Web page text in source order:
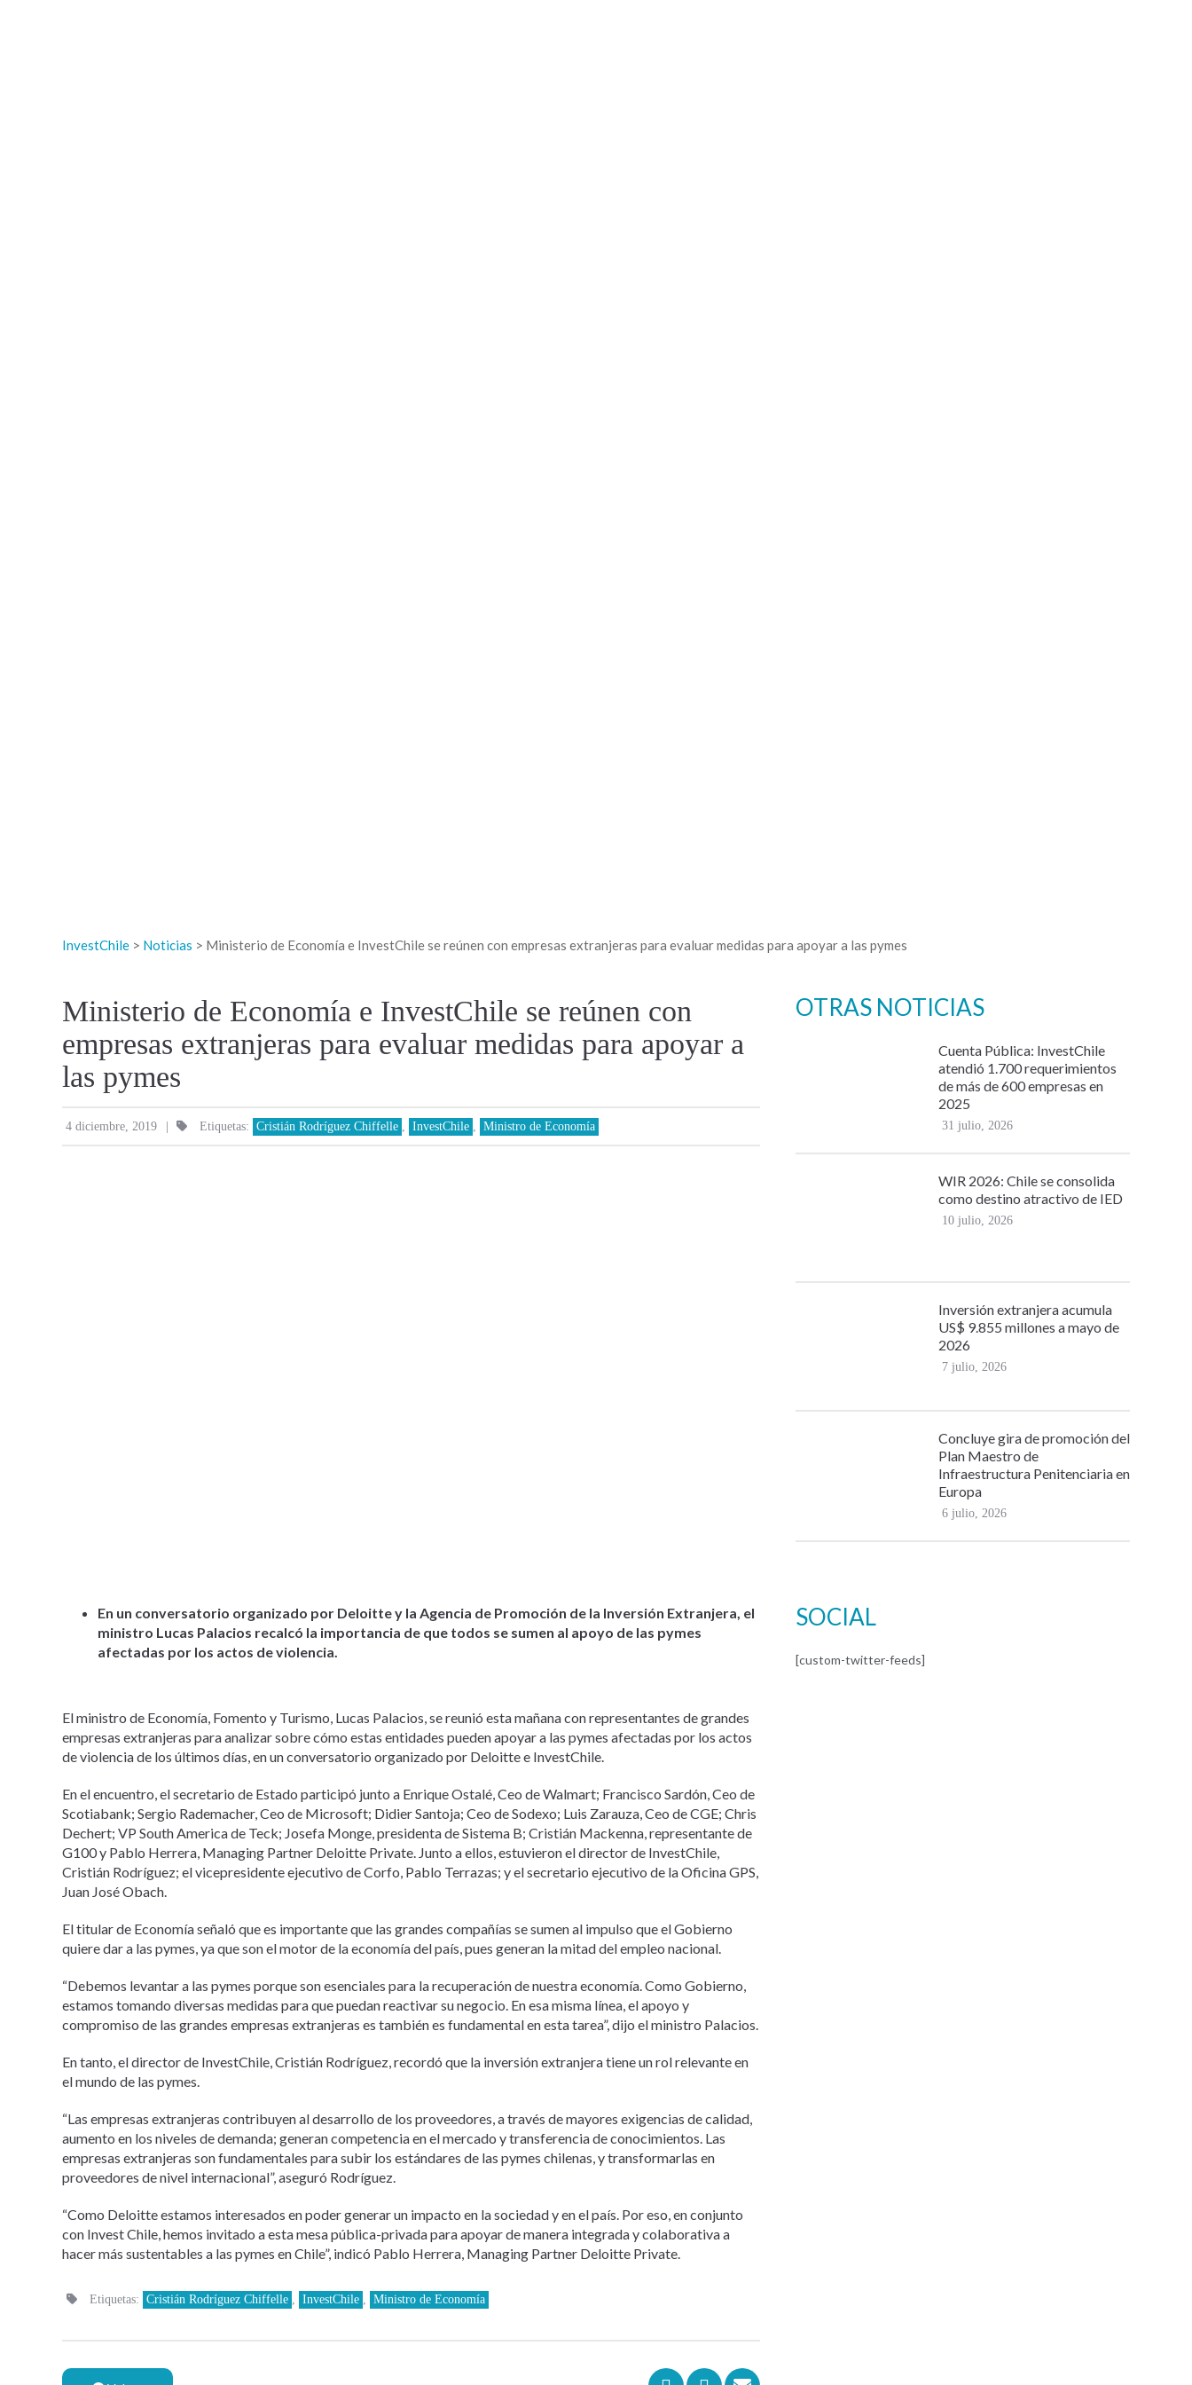
InvestChile > Noticias > Ministerio de Economía e InvestChile se reúnen con empresas extranjeras para evaluar medidas para apoyar a las pymes
Ministerio de Economía e InvestChile se reúnen con
empresas extranjeras para evaluar medidas para apoyar a
las pymes
4 diciembre, 2019 | Etiquetas: Cristián Rodríguez Chiffelle InvestChile Ministro de Economía
En un conversatorio organizado por Deloitte y la Agencia de Promoción de la Inversión Extranjera, el
ministro Lucas Palacios recalcó la importancia de que todos se sumen al apoyo de las pymes
afectadas por los actos de violencia.
El ministro de Economía, Fomento y Turismo, Lucas Palacios, se reunió esta mañana con representantes de grandes
empresas extranjeras para analizar sobre cómo estas entidades pueden apoyar a las pymes afectadas por los actos
de violencia de los últimos días, en un conversatorio organizado por Deloitte e InvestChile.
En el encuentro, el secretario de Estado participó junto a Enrique Ostalé, Ceo de Walmart; Francisco Sardón, Ceo de
Scotiabank; Sergio Rademacher, Ceo de Microsoft; Didier Santoja; Ceo de Sodexo; Luis Zarauza, Ceo de CGE; Chris
Dechert; VP South America de Teck; Josefa Monge, presidenta de Sistema B; Cristián Mackenna, representante de
G100 y Pablo Herrera, Managing Partner Deloitte Private. Junto a ellos, estuvieron el director de InvestChile,
Cristián Rodríguez; el vicepresidente ejecutivo de Corfo, Pablo Terrazas; y el secretario ejecutivo de la Oficina GPS,
Juan José Obach.
El titular de Economía señaló que es importante que las grandes compañías se sumen al impulso que el Gobierno
quiere dar a las pymes, ya que son el motor de la economía del país, pues generan la mitad del empleo nacional.
“Debemos levantar a las pymes porque son esenciales para la recuperación de nuestra economía. Como Gobierno,
estamos tomando diversas medidas para que puedan reactivar su negocio. En esa misma línea, el apoyo y
compromiso de las grandes empresas extranjeras es también es fundamental en esta tarea”, dijo el ministro Palacios.
En tanto, el director de InvestChile, Cristián Rodríguez, recordó que la inversión extranjera tiene un rol relevante en
el mundo de las pymes.
“Las empresas extranjeras contribuyen al desarrollo de los proveedores, a través de mayores exigencias de calidad,
aumento en los niveles de demanda; generan competencia en el mercado y transferencia de conocimientos. Las
empresas extranjeras son fundamentales para subir los estándares de las pymes chilenas, y transformarlas en
proveedores de nivel internacional”, aseguró Rodríguez.
“Como Deloitte estamos interesados en poder generar un impacto en la sociedad y en el país. Por eso, en conjunto
con Invest Chile, hemos invitado a esta mesa pública-privada para apoyar de manera integrada y colaborativa a
hacer más sustentables a las pymes en Chile”, indicó Pablo Herrera, Managing Partner Deloitte Private.
Etiquetas: Cristián Rodríguez Chiffelle InvestChile Ministro de Economía
OTRAS NOTICIAS
Cuenta Pública: InvestChile
atendió 1.700 requerimientos
de más de 600 empresas en
2025
31 julio, 2026
WIR 2026: Chile se consolida
como destino atractivo de IED
10 julio, 2026
Inversión extranjera acumula
US$ 9.855 millones a mayo de
2026
7 julio, 2026
Concluye gira de promoción del
Plan Maestro de
Infraestructura Penitenciaria en
Europa
6 julio, 2026
SOCIAL
[custom-twitter-feeds]